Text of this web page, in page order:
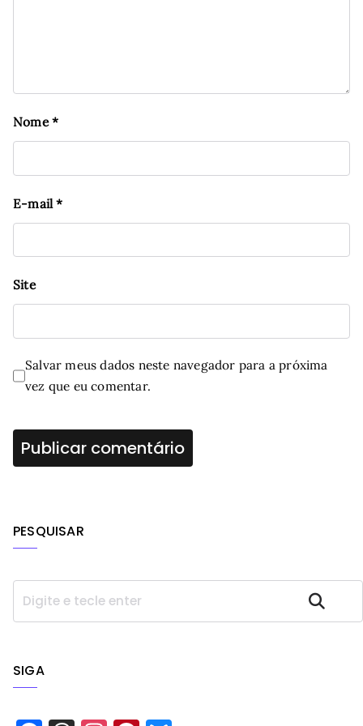
Nome*
E-mail*
Site
Salvar meus dados neste navegador para a próxima
vez que eu comentar.
PESQUISAR
P
s
i
Pesquisar
SIGA